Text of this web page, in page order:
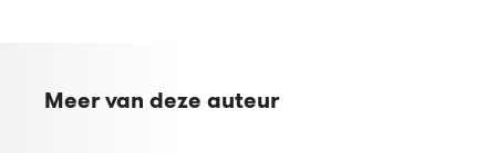
Meer van deze auteur